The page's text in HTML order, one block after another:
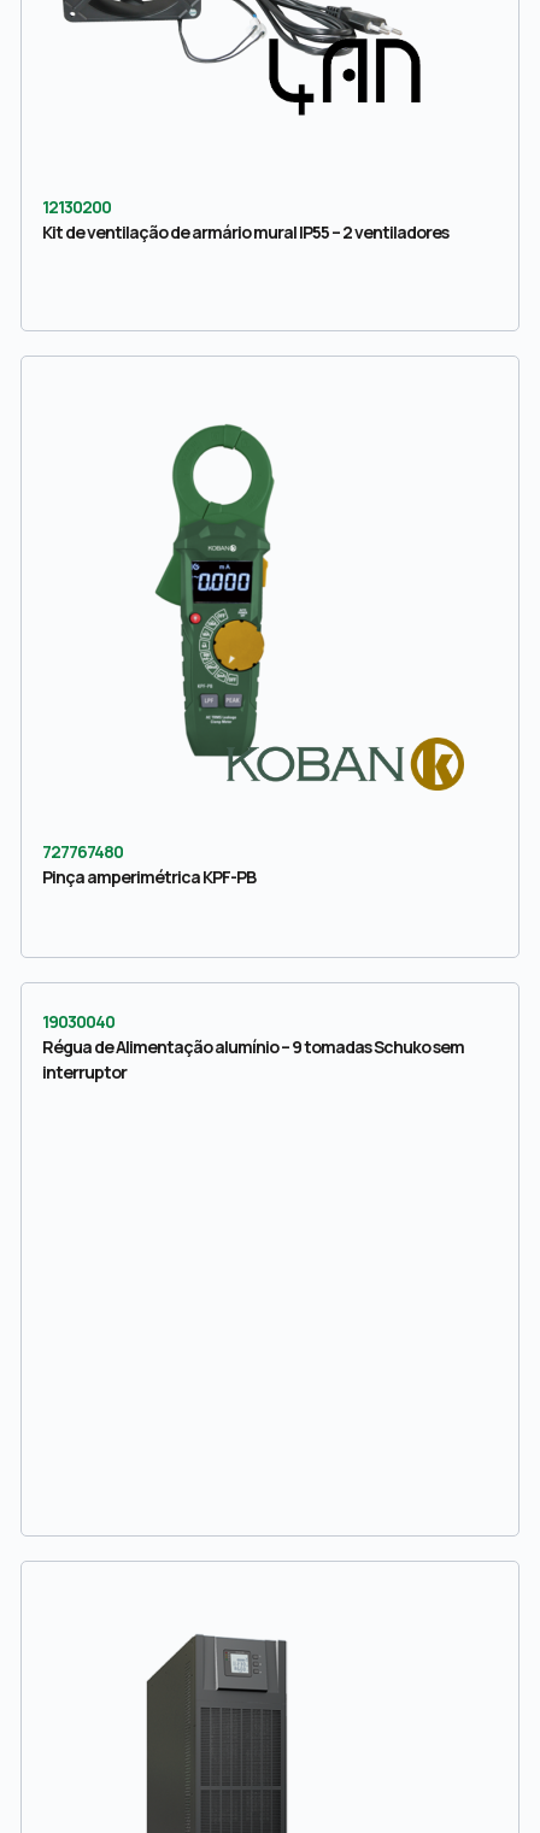
12130200
Kit de ventilação de armário mural IP55 – 2 ventiladores
727767480
Pinça amperimétrica KPF-PB
19030040
Régua de Alimentação alumínio – 9 tomadas Schuko sem
interruptor